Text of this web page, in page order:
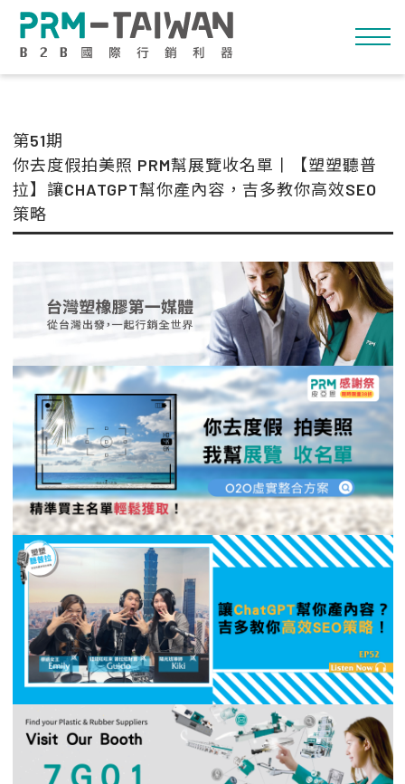
第51期
你去度假拍美照 PRM幫展覽收名單丨【塑塑聽普
拉】讓CHATGPT幫你產內容，吉多教你高效SEO
策略